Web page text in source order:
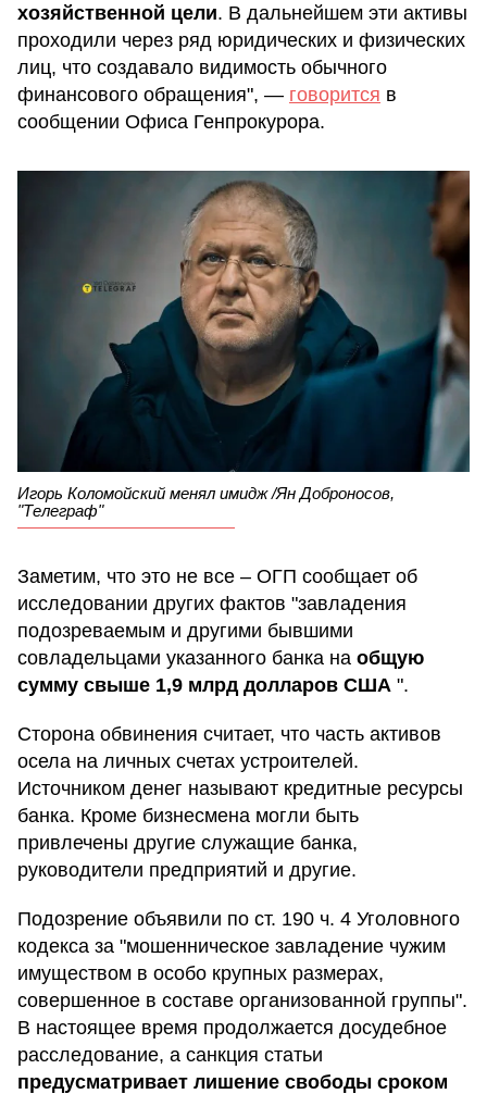
хозяйственной цели. В дальнейшем эти активы
проходили через ряд юридических и физических
лиц, что создавало видимость обычного
финансового обращения", — говорится в
сообщении Офиса Генпрокурора.
Игорь Коломойский менял имидж /Ян Доброносов,
"Телеграф"
Заметим, что это не все – ОГП сообщает об
исследовании других фактов "завладения
подозреваемым и другими бывшими
совладельцами указанного банка на общую
сумму свыше 1,9 млрд долларов США ".
Сторона обвинения считает, что часть активов
осела на личных счетах устроителей.
Источником денег называют кредитные ресурсы
банка. Кроме бизнесмена могли быть
привлечены другие служащие банка,
руководители предприятий и другие.
Подозрение объявили по ст. 190 ч. 4 Уголовного
кодекса за "мошенническое завладение чужим
имуществом в особо крупных размерах,
совершенное в составе организованной группы".
В настоящее время продолжается досудебное
расследование, а санкция статьи
предусматривает лишение свободы сроком